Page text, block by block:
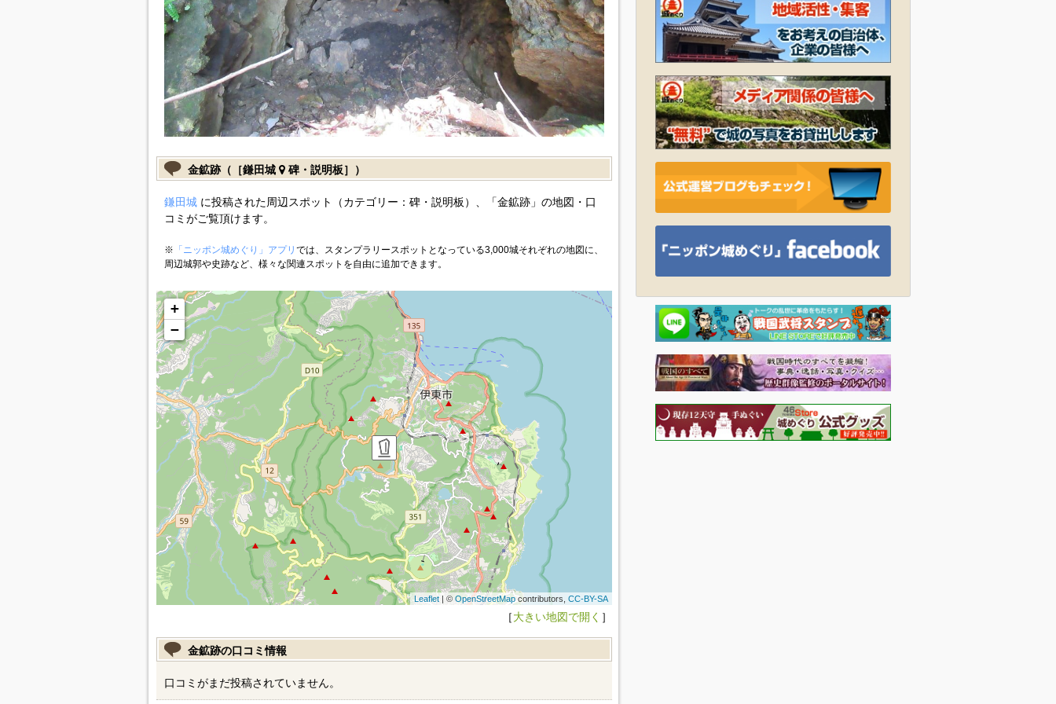
金鉱跡（［鎌田城 碑・説明板］）
鎌田城に投稿された周辺スポット（カテゴリー：碑・説明板）、「金鉱跡」の地図・口
コミがご覧頂けます。
※ 「ニッポン城めぐり」アプリ では、スタンプラリースポットとなっている3,000城それぞれの地図に、
周辺城郭や史跡など、様々な関連スポットを自由に追加できます。
+
−
Leaflet| © OpenStreetMapcontributors, CC-BY-SA
［大きい地図で開く ］
金鉱跡の口コミ情報
口コミがまだ投稿されていません。